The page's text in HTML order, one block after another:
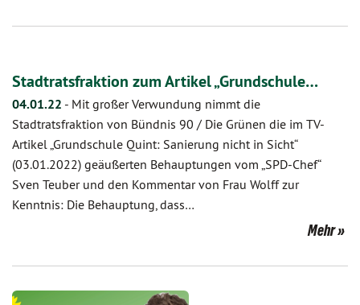
Stadtratsfraktion zum Artikel „Grundschule…
04.01.22 - Mit großer Verwundung nimmt die
Stadtratsfraktion von Bündnis 90 / Die Grünen die im TV-
Artikel „Grundschule Quint: Sanierung nicht in Sicht“
(03.01.2022) geäußerten Behauptungen vom „SPD-Chef“
Sven Teuber und den Kommentar von Frau Wolff zur
Kenntnis: Die Behauptung, dass…
Mehr